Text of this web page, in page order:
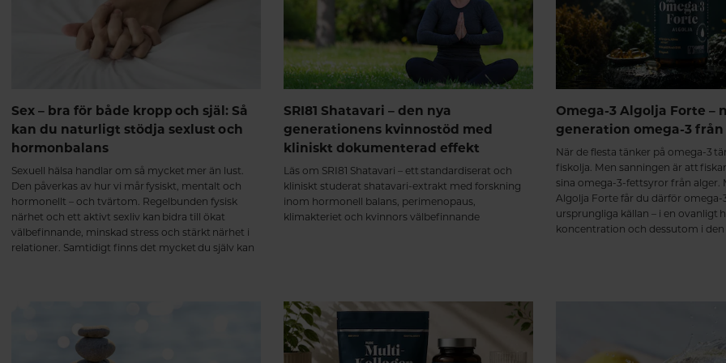
Sex – bra för både kropp och själ: Så
kan du naturligt stödja sexlust och
hormonbalans
Sexuell hälsa handlar om så mycket mer än lust.
Den påverkas av hur vi mår fysiskt, mentalt och
hormonellt – och tvärtom. Regelbunden fysisk
närhet och ett aktivt sexliv kan bidra till ökat
välbefinnande, minskad stress och stärkt närhet i
relationer. Samtidigt finns det mycket du själv kan
SRI81 Shatavari – den nya
generationens kvinnostöd med
kliniskt dokumenterad effekt
Läs om SRI81 Shatavari – ett standardiserat och
kliniskt studerat shatavari-extrakt med forskning
inom hormonell balans, perimenopaus,
klimakteriet och kvinnors välbefinnande
Omega-3 Algolja Forte –
generation omega-3
När de flesta tänker på omega-3
fiskolja. Men sanningen är att
sina omega-3-fettsyror från alger.
Algolja Forte får du därför omega-
ursprungliga källan – i en ovanligt
koncentration och dessutom i